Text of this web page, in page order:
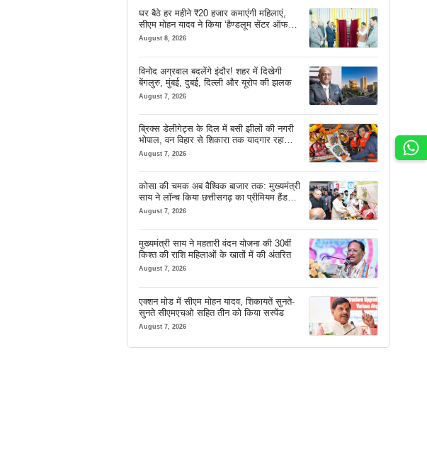
घर बैठे हर महीने ₹20 हजार कमाएंगी महिलाएं,
सीएम मोहन यादव ने किया ‘हैण्डलूम सेंटर ऑफ
एक्सीलेंस’ का शुभारंभ
August 8, 2026
विनोद अग्रवाल बदलेंगे इंदौर! शहर में दिखेगी
बेंगलुरु, मुंबई, दुबई, दिल्ली और यूरोप की झलक
August 7, 2026
ब्रिक्स डेलीगेट्स के दिल में बसी झीलों की नगरी
भोपाल, वन विहार से शिकारा तक यादगार रहा
सफर
August 7, 2026
कोसा की चमक अब वैश्विक बाजार तक: मुख्यमंत्री
साय ने लॉन्च किया छत्तीसगढ़ का प्रीमियम हैंडलूम
ब्रांड ‘कोशल फैब’
August 7, 2026
मुख्यमंत्री साय ने महतारी वंदन योजना की 30वीं
किश्त की राशि महिलाओं के खातों में की अंतरित
August 7, 2026
एक्शन मोड में सीएम मोहन यादव, शिकायतें सुनते-
सुनते सीएमएचओ सहित तीन को किया सस्पेंड
August 7, 2026